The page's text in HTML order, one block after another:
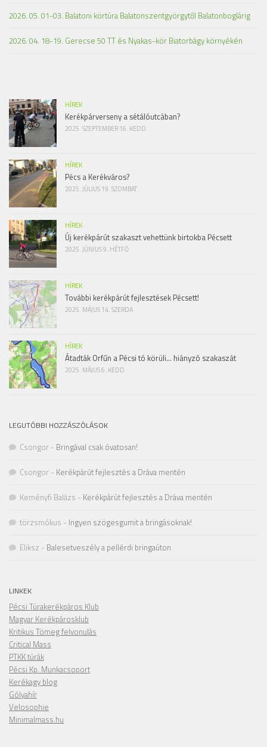
2026. 05. 01-03. Balatoni körtúra Balatonszentgyörgytől Balatonboglárig
2026. 04. 18-19. Gerecse 50 TT és Nyakas-kör Biatorbágy környékén
HÍREK
Kerékpárverseny a sétálóutcában?
2025. SZEPTEMBER 16. KEDD
HÍREK
Pécs a Kerékváros?
2025. JÚLIUS 19. SZOMBAT
HÍREK
Új kerékpárút szakaszt vehettünk birtokba Pécsett
2025. JÚNIUS 9. HÉTFŐ
HÍREK
További kerékpárút fejlesztések Pécsett!
2025. MÁJUS 14. SZERDA
HÍREK
Átadták Orfűn a Pécsi tó körüli… hiányzó szakaszát
2025. MÁJUS 6. KEDD
LEGUTÓBBI HOZZÁSZÓLÁSOK
Csongor - Bringával csak óvatosan!
Csongor - Kerékpárút fejlesztés a Dráva mentén
Keményfi Balázs - Kerékpárút fejlesztés a Dráva mentén
törzsmókus - Ingyen szögesgumit a bringásoknak!
Eliksz - Balesetveszély a pellérdi bringaúton
LINKEK
Pécsi Túrakerékpáros Klub
Magyar Kerékpárosklub
Kritikus Tömeg felvonulás
Critical Mass
PTKK túrák
Pécsi Kp. Munkacsoport
Kerékagy blog
Gólyahír
Velosophie
Minimalmass.hu